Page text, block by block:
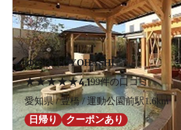
ゆのゆ TOYOHASHI
★★★★★4.199件の口コミ
愛知県 / 豊橋 / 運動公園前駅1.6km
日帰り
クーポンあり